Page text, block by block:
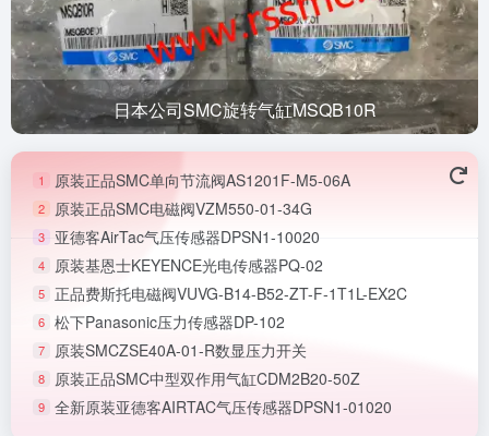
日本公司SMC旋转气缸MSQB10R
1 原装正品SMC单向节流阀AS1201F-M5-06A
2 原装正品SMC电磁阀VZM550-01-34G
3 亚德客AirTac气压传感器DPSN1-10020
4 原装基恩士KEYENCE光电传感器PQ-02
5 正品费斯托电磁阀VUVG-B14-B52-ZT-F-1T1L-EX2C
6 松下Panasonic压力传感器DP-102
7 原装SMCZSE40A-01-R数显压力开关
8 原装正品SMC中型双作用气缸CDM2B20-50Z
9 全新原装亚德客AIRTAC气压传感器DPSN1-01020